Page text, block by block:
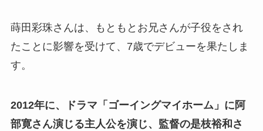
蒔田彩珠さんは、もともとお兄さんが子役をされ
たことに影響を受けて、7歳でデビューを果たしま
す。
2012年に、ドラマ「ゴーイングマイホーム」に阿
部寛さん演じる主人公を演じ、監督の是枝裕和さ